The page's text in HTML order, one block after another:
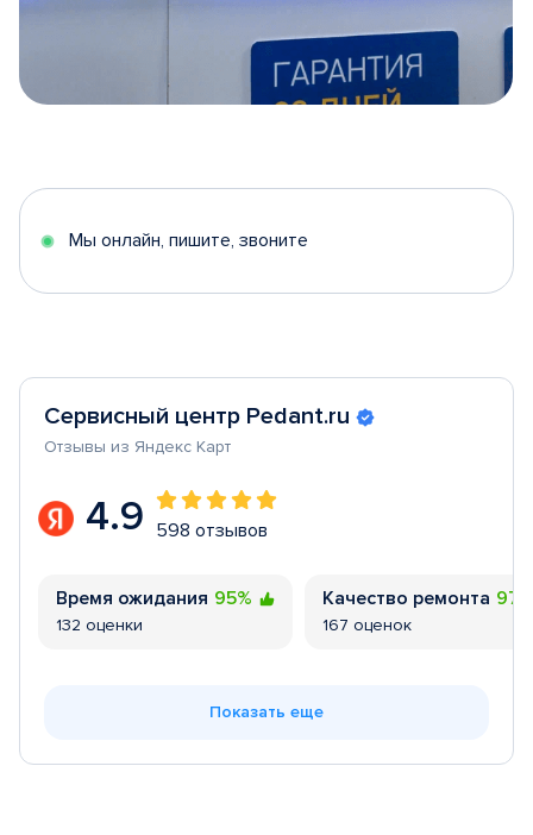
5
Мы онлайн, пишите, звоните
Сервисный центр Pedant.ru
Отзывы из Яндекс Карт
4.9 598 отзывов
Время ожидания 95%
132 оценки
Качество ремонта
167 оценок
Показать еще